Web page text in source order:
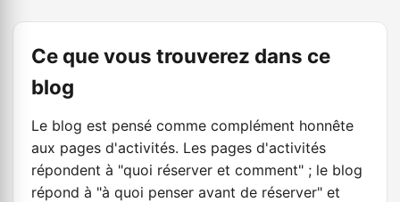
Ce que vous trouverez dans ce
blog
Le blog est pensé comme complément honnête
aux pages d'activités. Les pages d'activités
répondent à "quoi réserver et comment" ; le blog
répond à "à quoi penser avant de réserver" et